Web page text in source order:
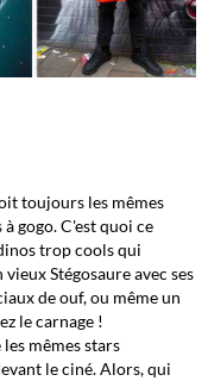
toujours les mêmes
gogo. C'est quoi ce
trop cools qui
Stégosaure avec ses
de ouf, ou même un
le carnage !
mêmes stars
le ciné. Alors, qui